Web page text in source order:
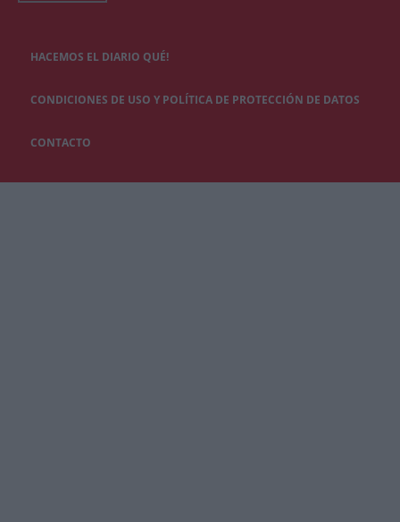
HACEMOS EL DIARIO QUÉ!
CONDICIONES DE USO Y POLÍTICA DE PROTECCIÓN DE DATOS
CONTACTO